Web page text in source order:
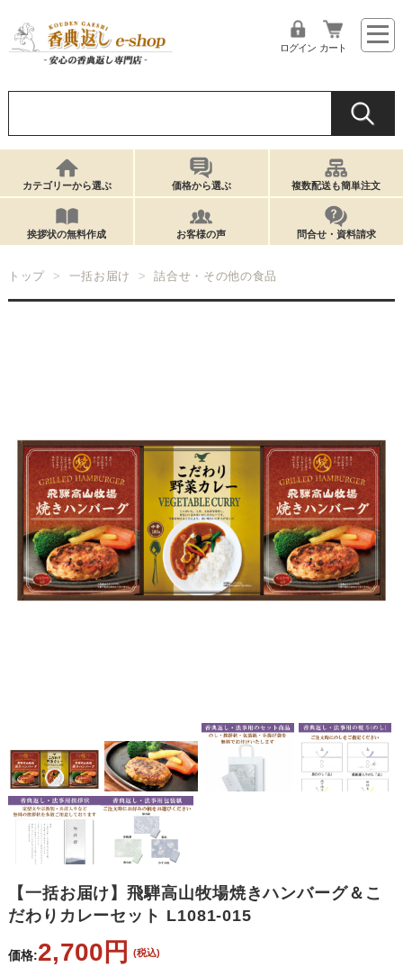
ログイン カート
カテゴリーから選ぶ 価格から選ぶ 複数配送も簡単注文
挨拶状の無料作成 お客様の声 問合せ・資料請求
トップ 一括お届け 詰合せ・その他の食品
【一括お届け】飛騨高山牧場焼きハンバーグ＆こ
だわりカレーセット L1081-015
価格:2,700円 (税込)